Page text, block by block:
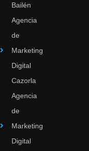
Bailén
Agencia
de
Marketing
Digital
Cazorla
Agencia
de
Marketing
Digital